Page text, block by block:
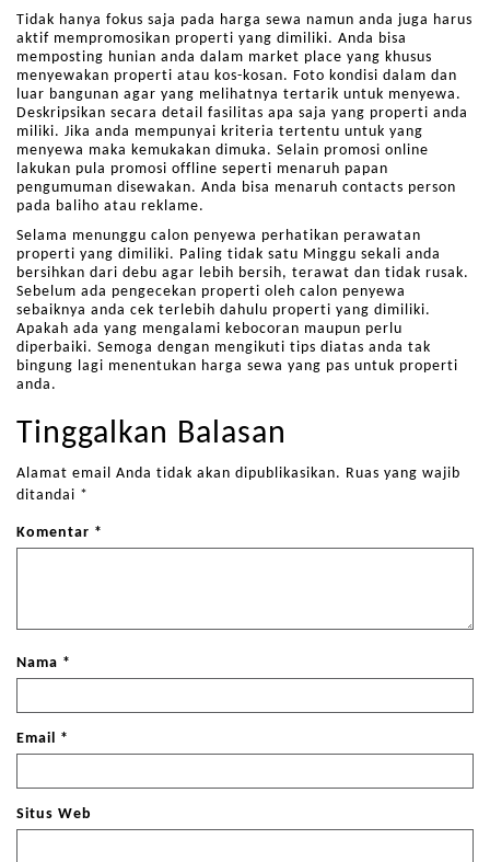
Tidak hanya fokus saja pada harga sewa namun anda juga harus
aktif mempromosikan properti yang dimiliki. Anda bisa
memposting hunian anda dalam market place yang khusus
menyewakan properti atau kos-kosan. Foto kondisi dalam dan
luar bangunan agar yang melihatnya tertarik untuk menyewa.
Deskripsikan secara detail fasilitas apa saja yang properti anda
miliki. Jika anda mempunyai kriteria tertentu untuk yang
menyewa maka kemukakan dimuka. Selain promosi online
lakukan pula promosi offline seperti menaruh papan
pengumuman disewakan. Anda bisa menaruh contacts person
pada baliho atau reklame.
Selama menunggu calon penyewa perhatikan perawatan
properti yang dimiliki. Paling tidak satu Minggu sekali anda
bersihkan dari debu agar lebih bersih, terawat dan tidak rusak.
Sebelum ada pengecekan properti oleh calon penyewa
sebaiknya anda cek terlebih dahulu properti yang dimiliki.
Apakah ada yang mengalami kebocoran maupun perlu
diperbaiki. Semoga dengan mengikuti tips diatas anda tak
bingung lagi menentukan harga sewa yang pas untuk properti
anda.
Tinggalkan Balasan
Alamat email Anda tidak akan dipublikasikan. Ruas yang wajib
ditandai *
Komentar *
Nama *
Email *
Situs Web